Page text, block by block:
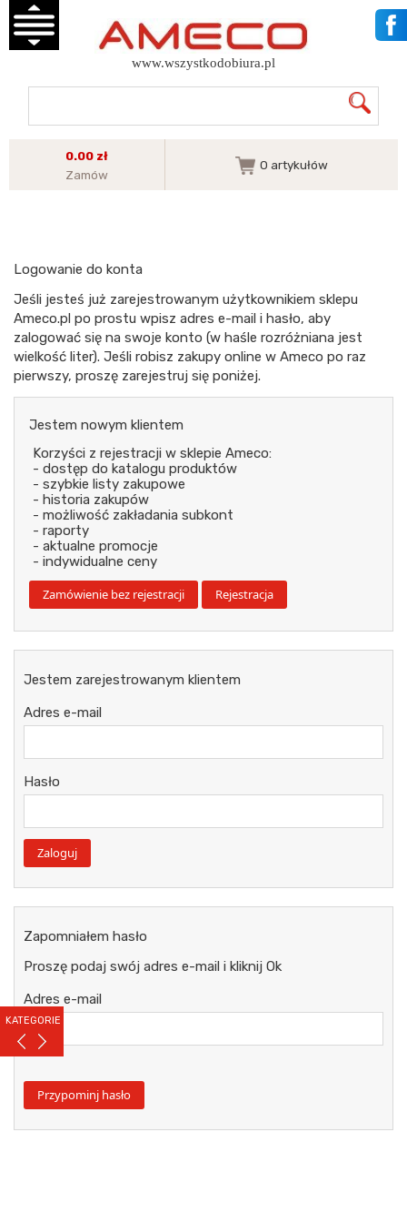
KATEGORIE
www.wszystkodobiura.pl
0.00 zł
Zamów
0 artykułów
Logowanie do konta
Jeśli jesteś już zarejestrowanym użytkownikiem sklepu
Ameco.pl po prostu wpisz adres e-mail i hasło, aby
zalogować się na swoje konto (w haśle rozróżniana jest
wielkość liter). Jeśli robisz zakupy online w Ameco po raz
pierwszy, proszę zarejestruj się poniżej.
Jestem nowym klientem
Korzyści z rejestracji w sklepie Ameco:
- dostęp do katalogu produktów
- szybkie listy zakupowe
- historia zakupów
- możliwość zakładania subkont
- raporty
- aktualne promocje
- indywidualne ceny
Jestem zarejestrowanym klientem
Adres e-mail
Hasło
Zapomniałem hasło
Proszę podaj swój adres e-mail i kliknij Ok
Adres e-mail